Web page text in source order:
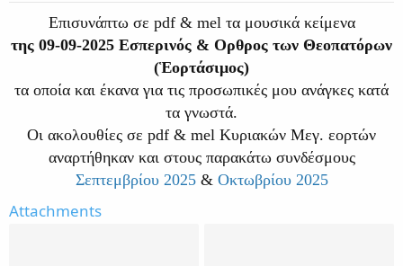
Επισυνάπτω σε pdf & mel τα μουσικά κείμενα
της 09-09-2025 Εσπερινός & Ορθρος των Θεοπατόρων
(Ἑορτάσιμος)
τα οποία και έκανα για τις προσωπικές μου ανάγκες κατά
τα γνωστά.
Οι ακολουθίες σε pdf & mel Κυριακών Μεγ. εορτών
αναρτήθηκαν και στους παρακάτω συνδέσμους
Σεπτεμβρίου 2025& Οκτωβρίου 2025
Attachments